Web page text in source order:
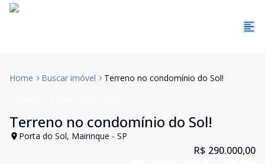
Home Buscar imóvel Terreno no condomínio do Sol!
Terreno no condomínio do Sol!
Porta do Sol, Mairinque - SP
R$ 290.000,00